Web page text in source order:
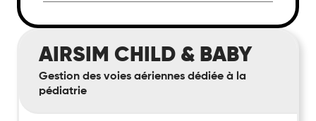
Child
Baby
AIRSIM CHILD & BABY
Gestion des voies aériennes dédiée à la
pédiatrie